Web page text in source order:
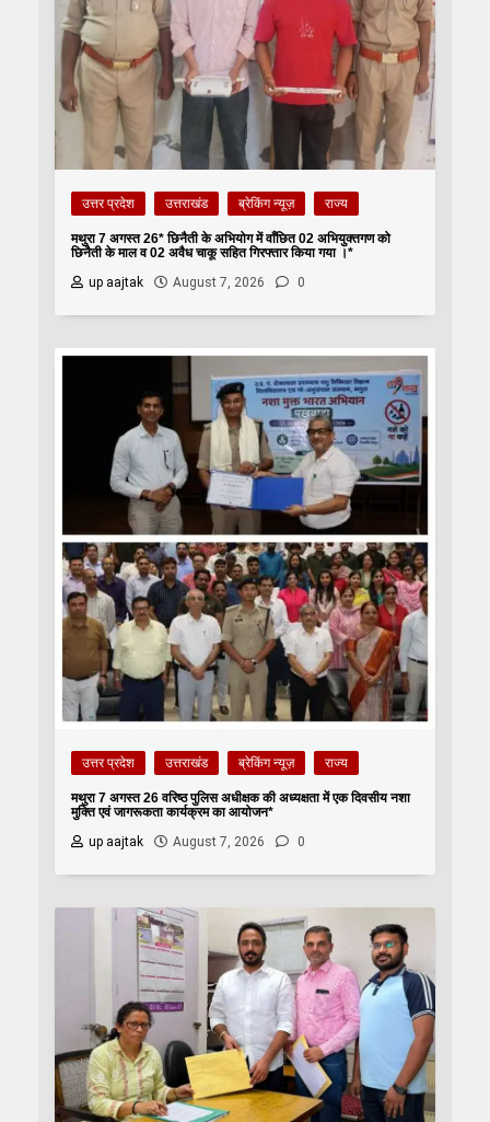
उत्तर प्रदेश उत्तराखंड ब्रेकिंग न्यूज़ राज्य
मथुरा 7 अगस्त 26* छिनैती के अभियोग में वाँछित 02 अभियुक्तगण को
छिनैती के माल व 02 अवैध चाकू सहित गिरफ्तार किया गया ।*
up aajtak
August 7, 2026 0
उत्तर प्रदेश उत्तराखंड ब्रेकिंग न्यूज़ राज्य
मथुरा 7 अगस्त 26 वरिष्ठ पुलिस अधीक्षक की अध्यक्षता में एक दिवसीय नशा
मुक्ति एवं जागरूकता कार्यक्रम का आयोजन*
up aajtak
August 7, 2026 0